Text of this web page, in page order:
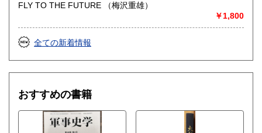
FLY TO THE FUTURE （梅沢重雄）
￥1,800
全ての新着情報
おすすめの書籍